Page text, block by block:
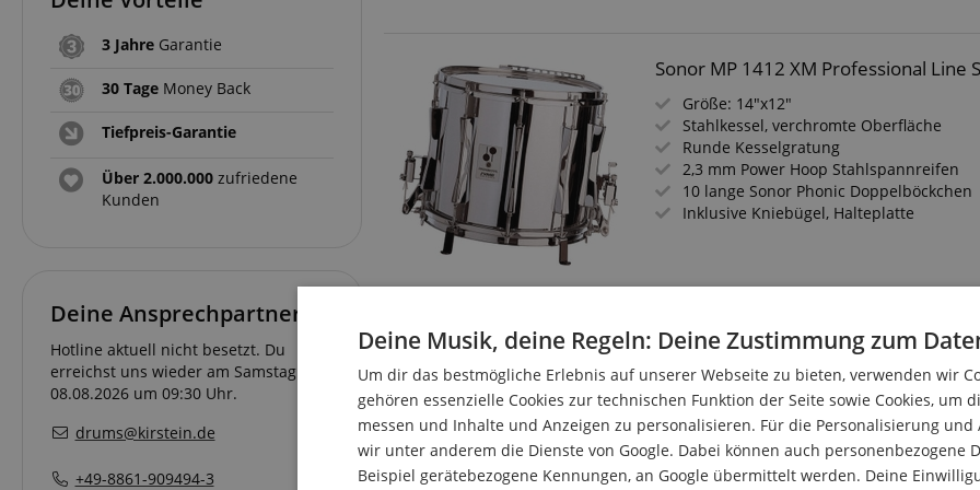
Sonor MP 1412 XM Professional
Größe: 14"x12"
Stahlkessel, verchromte Oberfläche
Runde Kesselgratung
2,3 mm Power Hoop Stahlspannreifen
10 lange Sonor Phonic Doppelböckchen
Inklusive Kniebügel, Halteplatte
Sonor MB 205 M B-Line Snare Drum
Größe: 12"x5"
Stahlkessel, verchromte Oberfläche
Runde Kesselgratung
1,6 mm Stahlspannreifen
6 SONOR S-Class Pin Doppelböckchen
Inklusive Kniebügel und Halteplatte
3 Jahre Garantie
30 Tage Money Back
Tiefpreis-Garantie
Über 2.000.000 zufriedene
Kunden
Deine Ansprechpartner
Hotline aktuell nicht besetzt. Du
erreichst uns wieder am Samstag den
08.08.2026 um 09:30 Uhr.
drums@kirstein.de
+49-8861-909494-3
Deine Musik, deine Regeln: Deine Zustimmung zum
Um dir das bestmögliche Erlebnis auf unserer Webseite zu bieten, verwenden wir
gehören essenzielle Cookies zur technischen Funktion der Seite sowie Cookies, um
messen und Inhalte und Anzeigen zu personalisieren. Für die Personalisierung und
wir unter anderem die Dienste von Google. Dabei können auch personenbezogene
Beispiel gerätebezogene Kennungen, an Google übermittelt werden. Deine